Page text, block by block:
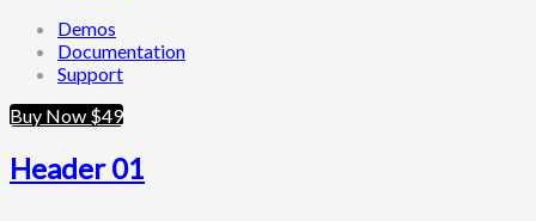
Demos
Documentation
Support
Buy Now $49
Header 01